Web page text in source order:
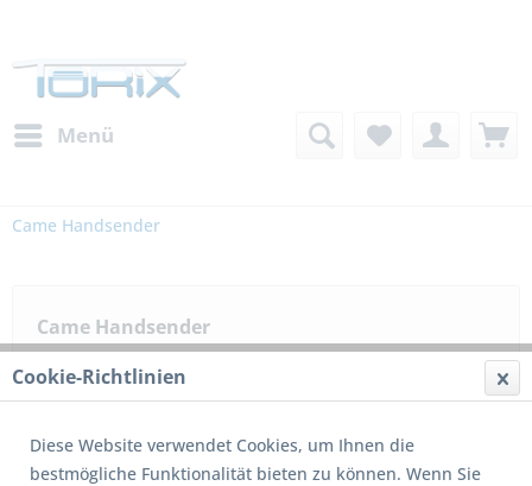
Menü
Came Handsender
Came Handsender
Cookie-Richtlinien
Diese Website verwendet Cookies, um Ihnen die
bestmögliche Funktionalität bieten zu können. Wenn Sie